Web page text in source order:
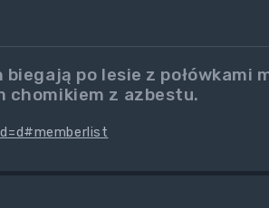
po lesie z połówkami
chomikiem z azbestu.